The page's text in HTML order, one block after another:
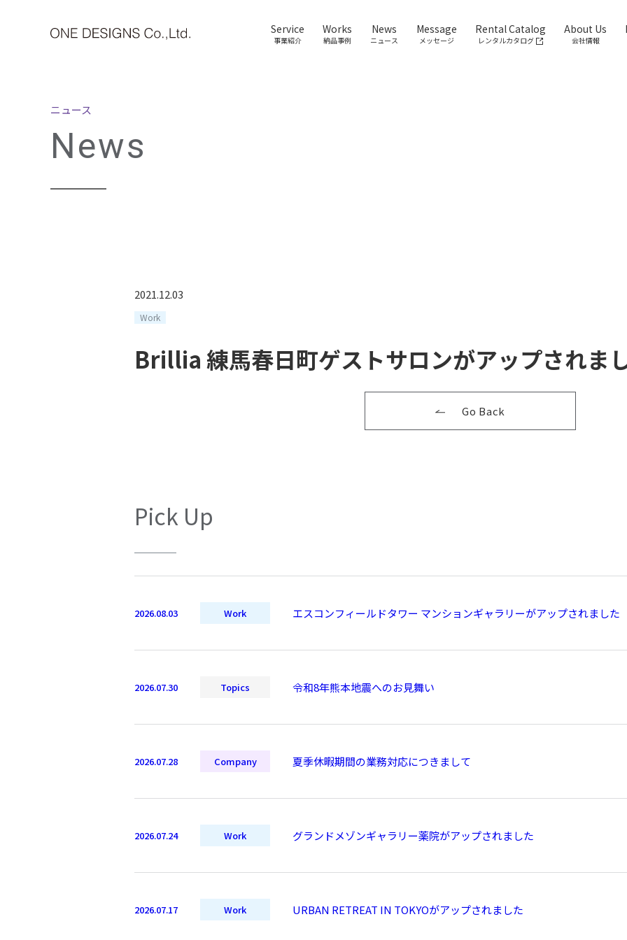
Service
事業紹介
Works
納品事例
News
ニュース
Message
メッセージ
Rental Catalog
レンタルカタログ
About Us
会社情報
ニュース
News
2021.12.03
Work
Brillia 練馬春日町ゲストサロンがアップされま
Go Back
Pick Up
2026.08.03 Work エスコンフィールドタワー マンションギャラリーがアップされました
2026.07.30 Topics 令和8年熊本地震へのお見舞い
2026.07.28 Company 夏季休暇期間の業務対応につきまして
2026.07.24 Work グランドメゾンギャラリー薬院がアップされました
2026.07.17 Work URBAN RETREAT IN TOKYOがアップされました